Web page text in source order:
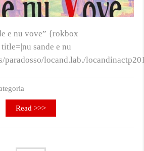
e nu vove” {rokbox
sande e nu
paradosso/locand.lab./
Read >>>